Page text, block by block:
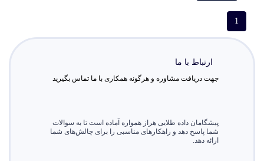
1
ارتباط با ما
جهت دریافت مشاوره و هرگونه همکاری با ما تماس بگیرید
پیشگامان داده طلایی هراز همواره آماده است تا به سوالات
شما پاسخ دهد و راهکارهای مناسبی را برای چالش‌های شما
ارائه دهد.